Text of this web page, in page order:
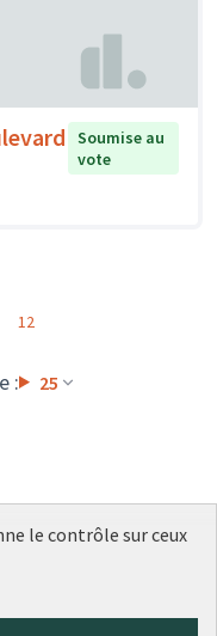
Soumise au
vote
: 25
12
le contrôle sur ceux